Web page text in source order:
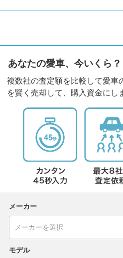
あなたの愛車、今いくら？
複数社の査定額を比較して愛車
を賢く売却して、購入資金にし
メーカー
モデル